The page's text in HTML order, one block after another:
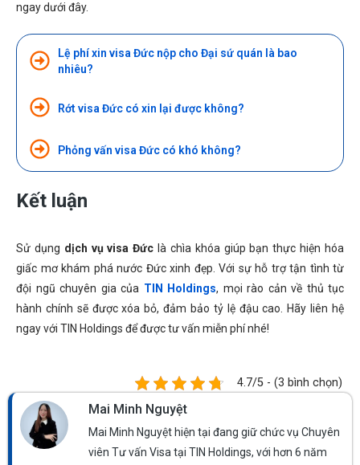
ngay dưới đây.
Lệ phí xin visa Đức nộp cho Đại sứ quán là bao
nhiêu?
Rớt visa Đức có xin lại được không?
Phỏng vấn visa Đức có khó không?
Kết luận
Sử dụng dịch vụ visa Đức là chìa khóa giúp bạn thực hiện hóa
giấc mơ khám phá nước Đức xinh đẹp. Với sự hỗ trợ tận tình từ
đội ngũ chuyên gia của TIN Holdings, mọi rào cản về thủ tục
hành chính sẽ được xóa bỏ, đảm bảo tỷ lệ đậu cao. Hãy liên hệ
ngay với TIN Holdings để được tư vấn miễn phí nhé!
4.7/5 - (3 bình chọn)
Mai Minh Nguyệt
Mai Minh Nguyệt hiện tại đang giữ chức vụ Chuyên
viên Tư vấn Visa tại TIN Holdings, với hơn 6 năm